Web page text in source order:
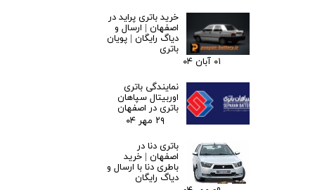
خرید باتری پراید در
اصفهان | ارسال و
دیاگ رایگان | پویان
باتری
۰۱ آبان ۰۴
نمایندگی باتری
اوربیتال سپاهان
باتری در اصفهان
۲۹ مهر ۰۴
باتری دنا در
اصفهان | خرید
باطری دنا با ارسال و
دیاگ رایگان